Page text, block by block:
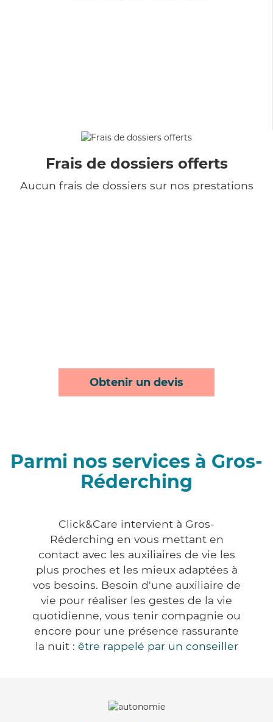
Frais de dossiers offerts
Aucun frais de dossiers sur nos prestations
Obtenir un devis
Parmi nos services à Gros-
Réderching
Click&Care intervient à Gros-
Réderching en vous mettant en
contact avec les auxiliaires de vie les
plus proches et les mieux adaptées à
vos besoins. Besoin d'une auxiliaire de
vie pour réaliser les gestes de la vie
quotidienne, vous tenir compagnie ou
encore pour une présence rassurante
la nuit : être rappelé par un conseiller